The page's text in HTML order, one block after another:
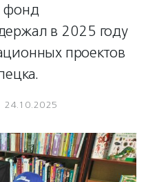
фонд
в 2025 году
проектов
24.10.2025